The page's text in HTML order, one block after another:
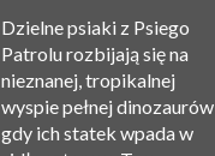
Dzielne psiaki z Psiego
Patrolu rozbijają się na
nieznanej, tropikalnej
wyspie pełnej dinozaurów
gdy ich statek wpada w